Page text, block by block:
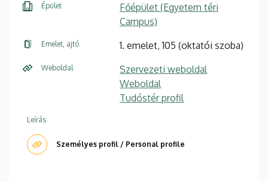
Épület
Főépület (Egyetem téri
Campus)
Emelet, ajtó 1. emelet, 105 (oktatói szoba)
Weboldal
Szervezeti weboldal
Weboldal
Tudóstér profil
Leírás
Személyes profil / Personal profile